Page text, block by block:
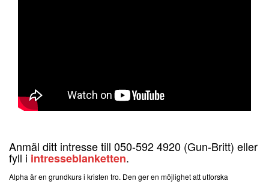
Anmäl ditt intresse till 050-592 4920 (Gun-Britt) eller
fyll i intresseblanketten.
Alpha är en grundkurs i kristen tro. Den ger en möjlighet att utforska